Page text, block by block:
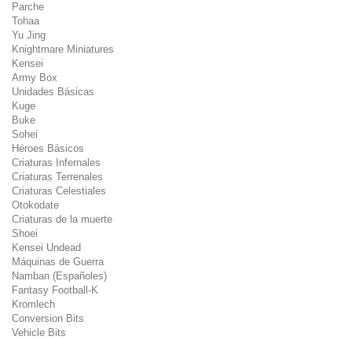
Parche
Tohaa
Yu Jing
Knightmare Miniatures
Kensei
Army Box
Unidades Básicas
Kuge
Buke
Sohei
Héroes Básicos
Criaturas Infernales
Criaturas Terrenales
Criaturas Celestiales
Otokodate
Criaturas de la muerte
Shoei
Kensei Undead
Máquinas de Guerra
Namban (Españoles)
Fantasy Football-K
Kromlech
Conversion Bits
Vehicle Bits